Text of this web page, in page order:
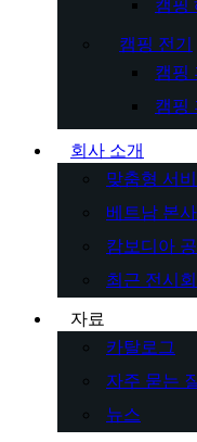
캠핑
캠핑 전기
캠핑
캠핑
회사 소개
맞춤형 서
베트남 본사
캄보디아
최근 전시회
자료
카탈로그
자주 묻는
뉴스